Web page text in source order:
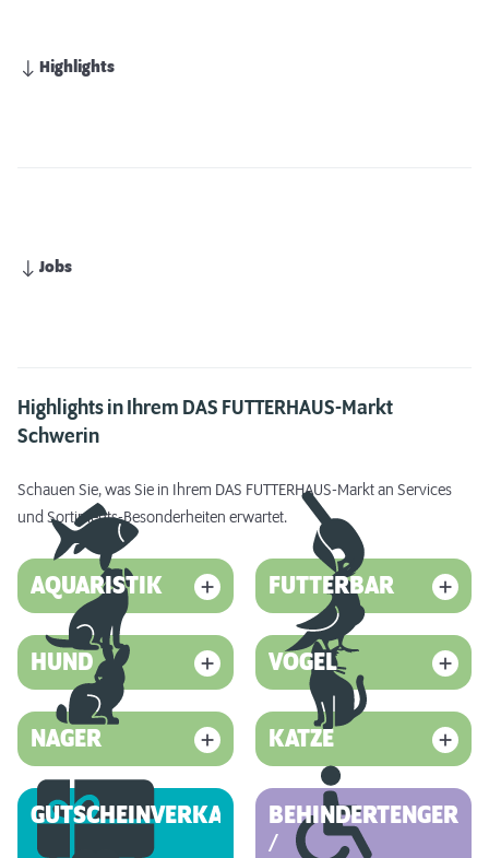
Highlights
Jobs
Highlights in Ihrem DAS FUTTERHAUS-Markt
Schwerin
Schauen Sie, was Sie in Ihrem DAS FUTTERHAUS-Markt an Services
und Sortiments-Besonderheiten erwartet.
AQUARISTIK FUTTERBAR
HUND VOGEL
NAGER KATZE
GUTSCHEINVERKAUF
/